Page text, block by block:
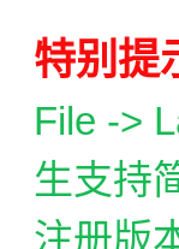
特别提
File ->
生支持
注册版